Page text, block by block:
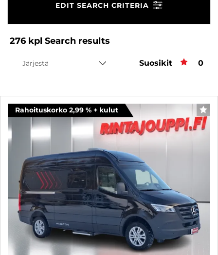
EDIT SEARCH CRITERIA
276 kpl Search results
Järjestä Suosikit 0
Rahoituskorko 2,99 % + kulut